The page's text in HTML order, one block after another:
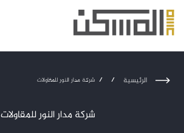
الرئيسية /
/ شركة مدار النور للمقاولات
شركة مدار النور للمقاولات